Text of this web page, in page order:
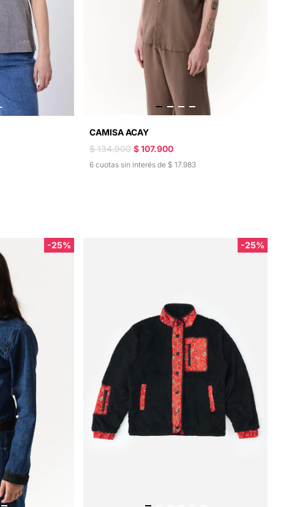
CAMISA ACAY
$ 134.900 $ 107.900
6 cuotas sin interés de $ 17.983
-25% -25%